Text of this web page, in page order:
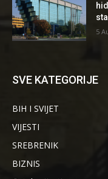
5
SVE KATEGORIJE
BIH I SVIJET
VIJESTI
SREBRENIK
BIZNIS